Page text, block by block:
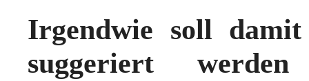
Irgendwie soll
suggeriert